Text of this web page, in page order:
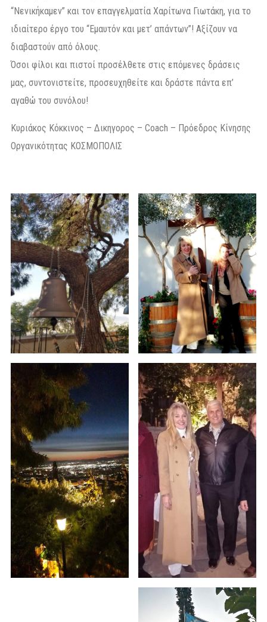
“Νενικήκαμεν” και τον επαγγελματία Χαρίτωνα Γιωτάκη, για το
ιδιαίτερο έργο του “Εμαυτόν και μετ’ απάντων”! Αξίζουν να
διαβαστούν από όλους.
Όσοι φίλοι και πιστοί προσέλθετε στις επόμενες δράσεις
μας, συντονιστείτε, προσευχηθείτε και δράστε πάντα επ’
αγαθώ του συνόλου!
Κυριάκος Κόκκινος – Δικηγορος – Coach – Πρόεδρος Κίνησης
Οργανικότητας ΚΟΣΜΟΠΟΛΙΣ